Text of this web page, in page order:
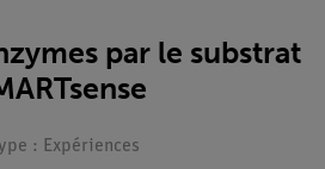
par le substrat
: Expériences